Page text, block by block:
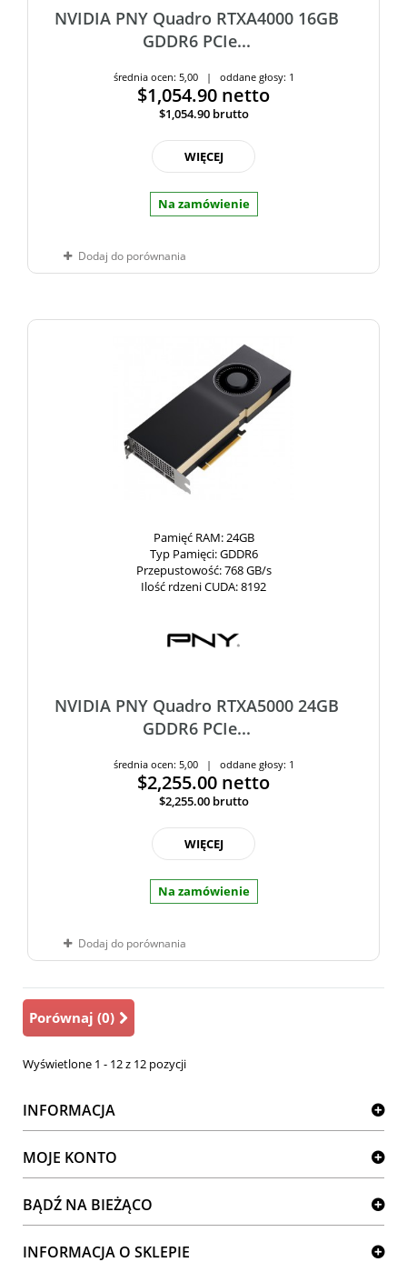
NVIDIA PNY Quadro RTXA4000 16GB
GDDR6 PCIe...
średnia ocen: 5,00 | oddane głosy: 1
$1,054.90 netto
$1,054.90 brutto
WIĘCEJ
Na zamówienie
Dodaj do porównania
Pamięć RAM: 24GB
Typ Pamięci: GDDR6
Przepustowość: 768 GB/s
Ilość rdzeni CUDA: 8192
NVIDIA PNY Quadro RTXA5000 24GB
GDDR6 PCIe...
średnia ocen: 5,00 | oddane głosy: 1
$2,255.00 netto
$2,255.00 brutto
WIĘCEJ
Na zamówienie
Dodaj do porównania
Porównaj (0)
Wyświetlone 1 - 12 z 12 pozycji
INFORMACJA
MOJE KONTO
BĄDŹ NA BIEŻĄCO
INFORMACJA O SKLEPIE